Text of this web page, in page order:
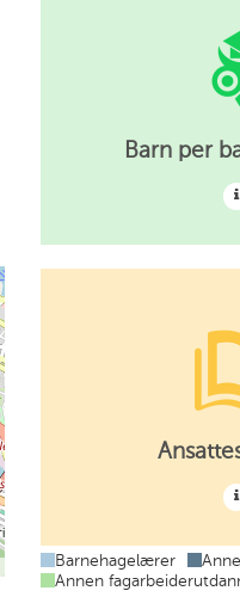
Barn per
Barnehagelærer
Annen